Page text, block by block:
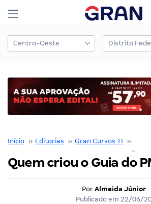
Início ›› Editorias ›› Gran Cursos TI ››
Quem criou o Guia do
Por Almeida Júnior
Publicado em 22/06/